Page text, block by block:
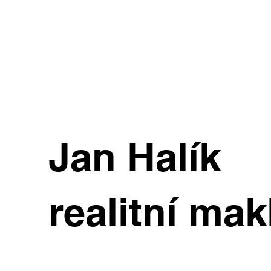
Jan Halík
realitní